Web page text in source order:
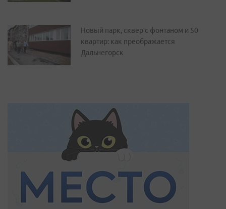
Новый парк, сквер с фонтаном и 50
квартир: как преображается
Дальнегорск